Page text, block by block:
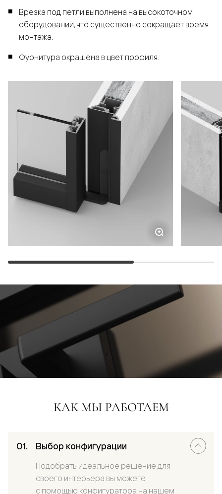
Врезка под петли выполнена на высокоточном
оборудовании, что существенно сокращает время
монтажа.
Фурнитура окрашена в цвет профиля.
КАК МЫ РАБОТАЕМ
Выбор конфигурации
Подобрать идеальное решение для
своего интерьера вы можете
с помощью конфигуратора на нашем